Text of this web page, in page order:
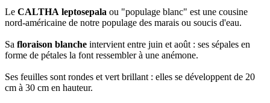
Le CALTHA leptosepala ou "populage blanc" est une cousine
nord-américaine de notre populage des marais ou soucis d'eau.
Sa floraison blanche intervient entre juin et août : ses sépales en
forme de pétales la font ressembler à une anémone.
Ses feuilles sont rondes et vert brillant : elles se développent de 20
cm à 30 cm en hauteur.